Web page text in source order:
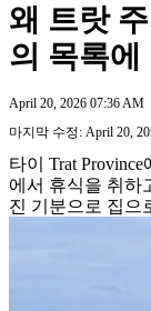
왜 트랏
의 목록에
April 20, 2026 07:36 AM
마지막 수정: April 20,
타이 Trat
에서 휴식을 취하
진 기분으로 집으